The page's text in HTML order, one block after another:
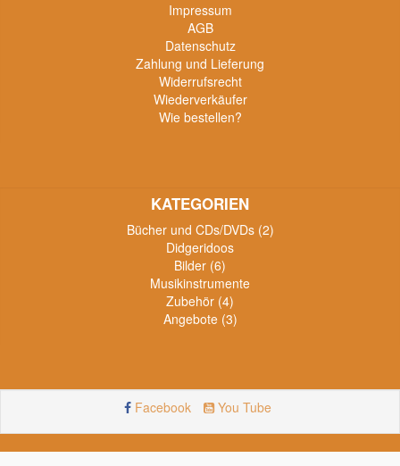
Impressum
AGB
Datenschutz
Zahlung und Lieferung
Widerrufsrecht
Wiederverkäufer
Wie bestellen?
KATEGORIEN
Bücher und CDs/DVDs (2)
Didgeridoos
Bilder (6)
Musikinstrumente
Zubehör (4)
Angebote (3)
Facebook You Tube